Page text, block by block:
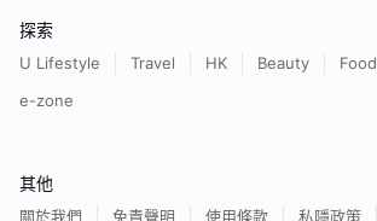
探索
U Lifestyle Travel HK Beauty Food
e-zone
其他
關於我們 免責聲明 使用條款 私隱政策